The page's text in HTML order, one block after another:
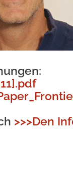
:
>>>Den